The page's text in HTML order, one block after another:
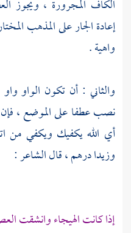
الكاف المجرورة ، ويجوز
إعادة الجار على المذهب
واهية .
والثاني : أن تكون
نصب عطفا على الموضع ،
أي الله يكفيك ويكفي من
وزيدا درهم ، قال الشاعر :
إذا كانت الهيجاء وانشقت